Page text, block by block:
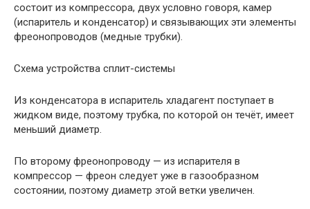
состоит из компрессора, двух условно говоря, камер
(испаритель и конденсатор) и связывающих эти элементы
фреонопроводов (медные трубки).
Схема устройства сплит-системы
Из конденсатора в испаритель хладагент поступает в
жидком виде, поэтому трубка, по которой он течёт, имеет
меньший диаметр.
По второму фреонопроводу — из испарителя в
компрессор — фреон следует уже в газообразном
состоянии, поэтому диаметр этой ветки увеличен.